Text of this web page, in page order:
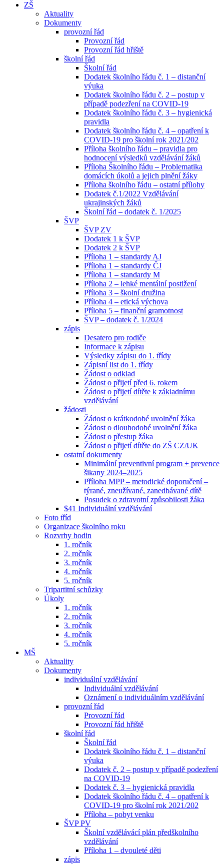
ZŠ
Aktuality
Dokumenty
provozní řád
Provozní řád
Provozní řád hřiště
školní řád
Školní řád
Dodatek školního řádu č. 1 – distanční
výuka
Dodatek školního řádu č. 2 – postup v
případě podezření na COVID-19
Dodatek školního řádu č. 3 – hygienická
pravidla
Dodatek školního řádu č. 4 – opatření k
COVID-19 pro školní rok 2021/202
Příloha školního řádu – pravidla pro
hodnocení výsledků vzdělávání žáků
Příloha Školního řádu – Problematika
domácích úkolů a jejich plnění žáky
Příloha školního řádu – ostatní přílohy
Dodatek č.1/2022 Vzdělávání
ukrajinských žáků
Školní řád – dodatek č. 1/2025
ŠVP
ŠVP ZV
Dodatek 1 k ŠVP
Dodatek 2 k ŠVP
Příloha 1 – standardy AJ
Příloha 1 – standardy ČJ
Příloha 1 – standardy M
Příloha 2 – lehké mentální postižení
Příloha 3 – školní družina
Příloha 4 – etická výchova
Příloha 5 – finanční gramotnost
ŠVP – dodatek č. 1/2024
zápis
Desatero pro rodiče
Informace k zápisu
Výsledky zápisu do 1. třídy
Zápisní list do 1. třídy
Žádost o odklad
Žádost o přijetí před 6. rokem
Žádost o přijetí dítěte k základnímu
vzdělávání
žádosti
Žádost o krátkodobé uvolnění žáka
Žádost o dlouhodobé uvolnění žáka
Žádost o přestup žáka
Žádost o přijetí dítěte do ZŠ CZ/UK
ostatní dokumenty
Minimální preventivní program + prevence
šikany 2024–2025
Příloha MPP – metodické doporučení –
týrané, zneužívané, zanedbávané dítě
Posudek o zdravotní způsobilosti žáka
$41 Individuální vzdělávání
Foto tříd
Organizace školního roku
Rozvrhy hodin
1. ročník
2. ročník
3. ročník
4. ročník
5. ročník
Tripartitní schůzky
Úkoly
1. ročník
2. ročník
3. ročník
4. ročník
5. ročník
MŠ
Aktuality
Dokumenty
individuální vzdělávání
Individuální vzdělávání
Oznámení o individuálním vzdělávání
provozní řád
Provozní řád
Provozní řád hřiště
školní řád
Školní řád
Dodatek školního řádu č. 1 – distanční
výuka
Dodatek č. 2 – postup v případě podezření
na COVID-19
Dodatek č. 3 – hygienická pravidla
Dodatek školního řádu č. 4 – opatření k
COVID-19 pro školní rok 2021/202
Příloha – pobyt venku
ŠVP PV
Školní vzdělávácí plán předškolního
vzdělávání
Příloha 1 – dvouleté děti
zápis